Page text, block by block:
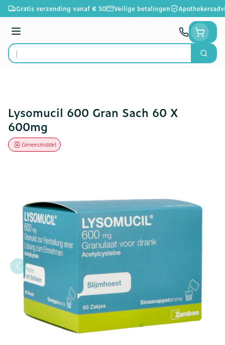
Ga naar de inhoud
Gratis verzending vanaf € 50 Veilige betalingen
Menu
Product, merk, categorie...
Zoek
Lysomucil 600 Gran Sach 60 X
600mg
Geneesmiddel